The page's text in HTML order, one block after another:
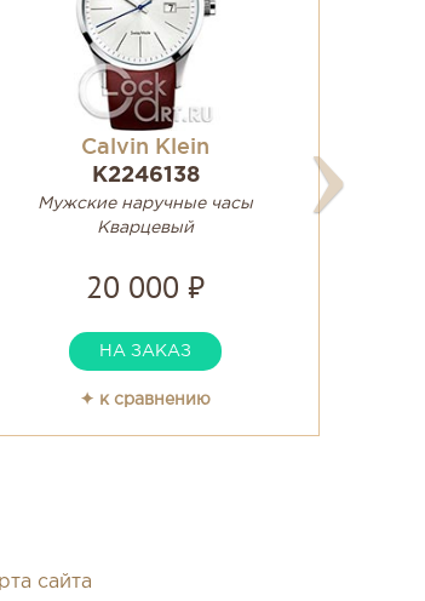
Calvin Klein
K2246138
Мужские наручные часы
Кварцевый
20 000 ₽
НА ЗАКАЗ
✦ к сравнению
сайта